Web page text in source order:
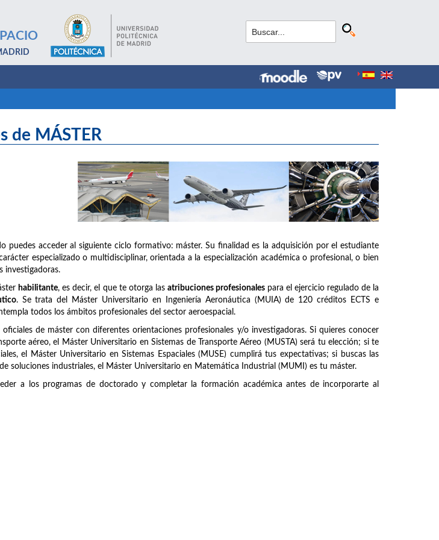
de MÁSTER
puedes acceder al siguiente ciclo formativo: máster. Su finalidad es la adquisición por el estudiante
especializado o multidisciplinar, orientada a la especialización académica o profesional, o bien
investigadoras.
habilitante, es decir, el que te otorga las atribuciones profesionalespara el ejercicio regulado de la
. Se trata del Máster Universitario en Ingeniería Aeronáutica (MUIA) de 120 créditos ECTS e
todos los ámbitos profesionales del sector aeroespacial.
de máster con diferentes orientaciones profesionales y/o investigadoras. Si quieres conocer
aéreo, el Máster Universitario en Sistemas de Transporte Aéreo (MUSTA) será tu elección; si te
el Máster Universitario en Sistemas Espaciales (MUSE) cumplirá tus expectativas; si buscas las
soluciones industriales, el Máster Universitario en Matemática Industrial (MUMI) es tu máster.
a los programas de doctorado y completar la formación académica antes de incorporarte al